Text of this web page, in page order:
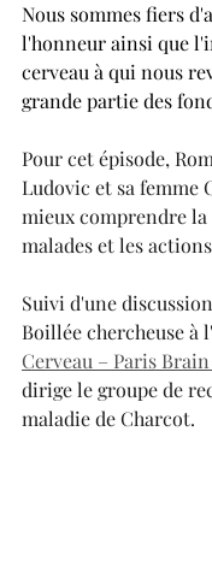
Nous sommes fiers
l'honneur ainsi que
cerveau à qui nous
grande partie des
Pour cet épisode,
Ludovic et sa femme
mieux comprendre
malades et les
Suivi d'une
Boillée chercheuse à l'
Cerveau – Paris
dirige le groupe de
maladie de Charcot.